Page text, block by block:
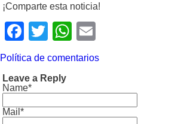
¡Comparte esta noticia!
Facebook
TwitterWhatsApp
Política de comentarios
Leave a Reply
Name*
Mail*